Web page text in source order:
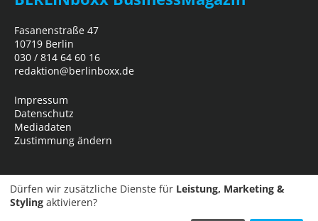
Fasanenstraße 47
10719 Berlin
030 / 814 64 60 16
redaktion@berlinboxx.de
Impressum
Datenschutz
Mediadaten
Zustimmung ändern
Dürfen wir zusätzliche Dienste für Leistung, Marketing &
Styling aktivieren?